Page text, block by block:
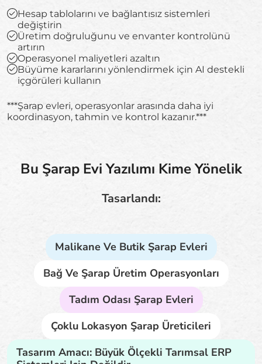
Hesap tablolarını ve bağlantısız sistemleri
değiştirin
Üretim doğruluğunu ve envanter kontrolünü
artırın
Operasyonel maliyetleri azaltın
Büyüme kararlarını yönlendirmek için AI destekli
içgörüleri kullanın
***Şarap evleri, operasyonlar arasında daha iyi
koordinasyon, tahmin ve kontrol kazanır.***
Bu Şarap Evi Yazılımı Kime Yönelik
Tasarlandı:
Malikane Ve Butik Şarap Evleri
Bağ Ve Şarap Üretim Operasyonları
Tadım Odası Şarap Evleri
Çoklu Lokasyon Şarap Üreticileri
Tasarım Amacı: Büyük Ölçekli Tarımsal ERP